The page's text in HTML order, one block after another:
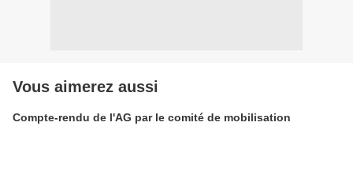
Vous aimerez aussi
Compte-rendu de l'AG par le comité de mobilisation